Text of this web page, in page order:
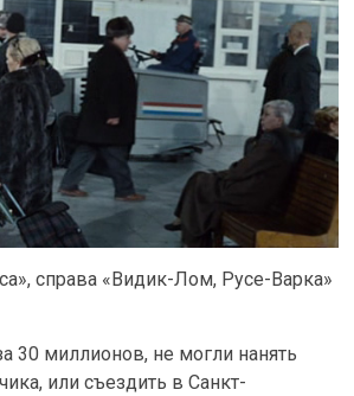
справа «Видик-Лом, Русе-Варка»
30 миллионов, не могли нанять
или съездить в Санкт-